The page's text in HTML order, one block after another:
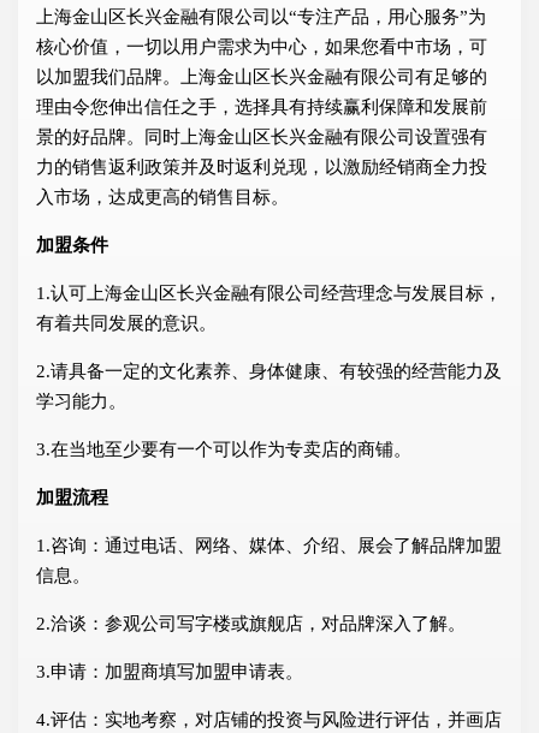
上海金山区长兴金融有限公司以“专注产品，用心服务”为
核心价值，一切以用户需求为中心，如果您看中市场，可
以加盟我们品牌。上海金山区长兴金融有限公司有足够的
理由令您伸出信任之手，选择具有持续赢利保障和发展前
景的好品牌。同时上海金山区长兴金融有限公司设置强有
力的销售返利政策并及时返利兑现，以激励经销商全力投
入市场，达成更高的销售目标。
加盟条件
1.认可上海金山区长兴金融有限公司经营理念与发展目标，
有着共同发展的意识。
2.请具备一定的文化素养、身体健康、有较强的经营能力及
学习能力。
3.在当地至少要有一个可以作为专卖店的商铺。
加盟流程
1.咨询：通过电话、网络、媒体、介绍、展会了解品牌加盟
信息。
2.洽谈：参观公司写字楼或旗舰店，对品牌深入了解。
3.申请：加盟商填写加盟申请表。
4.评估：实地考察，对店铺的投资与风险进行评估，并画店